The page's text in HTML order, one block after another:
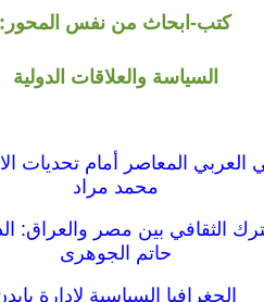
كتب-ابحاث من نفس المحور:
السياسة والعلاقات الدولية
العربي المعاصر أمام
محمد مراد
الثقافي بين مصر والعراق:
حاتم الجوهرى
الجغرافيا السياسية لإدارة